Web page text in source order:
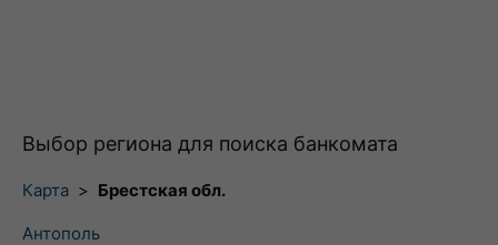
Выбор региона для поиска банкомата
Карта > Брестская обл.
Антополь